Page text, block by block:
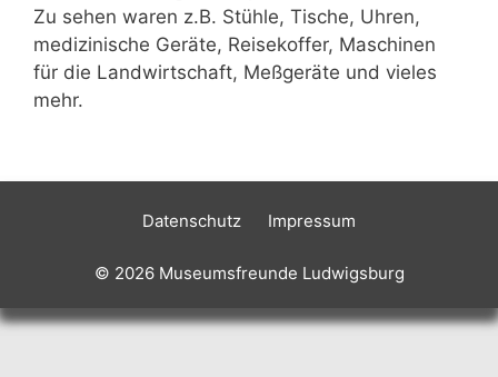
Zu sehen waren z.B. Stühle, Tische, Uhren,
medizinische Geräte, Reisekoffer, Maschinen
für die Landwirtschaft, Meßgeräte und vieles
mehr.
Datenschutz Impressum
© 2026 Museumsfreunde Ludwigsburg